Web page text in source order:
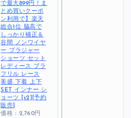
で最大899円！ま
とめ買いクーポ
ン利用で】楽天
総合1位 脇高で
しっかり補正＆
谷間 ノンワイヤ
ー ブラジャー
ショーツ セット
レディース ブラ
フリル レース
美盛 下着 上下
SET インナー シ
ョーツ [s2][予約
販売]
価格：2,760円